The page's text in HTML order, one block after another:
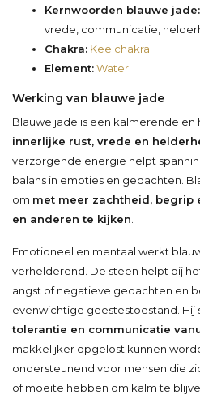
Kernwoorden blauwe jade:
vrede, communicatie,
Chakra: Keelchakra
Element:Water
Werking van blauwe jade
Blauwe jade is een kalmerende
innerlijke rust, vrede en
verzorgende energie helpt
balans in emoties en gedachten.
om met meer zachtheid, begrip
en anderen te kijken
Emotioneel en mentaal werkt
verhelderend. De steen helpt bij
angst of negatieve gedachten en
evenwichtige geestestoestand. Hij
tolerantie en communicatie
makkelijker opgelost kunnen
ondersteunend voor mensen die
of moeite hebben om kalm te